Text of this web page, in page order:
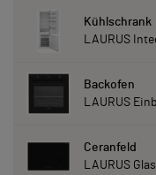
Kühlschrank
Backofen
Ceranfeld